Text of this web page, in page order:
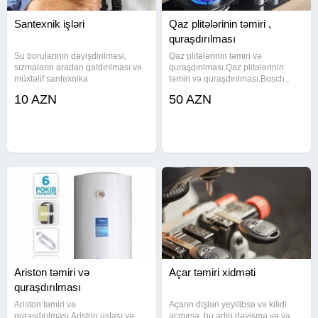
Santexnik işləri
Su borularının dəyişdirilməsi,
sızmaların aradan qaldırılması və
müxtəlif santexnika
həyata keçirilir. Kanalizasiya və su
10 AZN
Qaz plitələrinin təmiri ,
quraşdırılması
Qaz plitələrinin təmiri və
quraşdırılması.Qaz plitələrinin
təmiri və quraşdırılması.Bosch ,
Bosch, Megalux, Öztürklər, Bautec,
50 AZN
Ariston təmiri və
quraşdırılması
Ariston təmiri və
Açar təmiri xidməti
Açarın dişləri yeyilibsə və kilidi